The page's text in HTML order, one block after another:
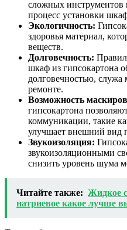
сложных инструментов
процесс установки
Экологичность:
здоровья материал,
веществ.
Долговечность:
шкаф из гипсокартона
долговечностью, служа
ремонте.
Возможность
гипсокартона
коммуникации, такие
улучшает внешний вид
Звукоизоляция:
звукоизоляционными
снизить уровень шума
Читайте также: Жидкое
натриевое какое лучше